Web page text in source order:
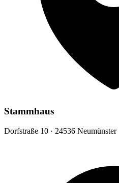
Stammhaus
Dorfstraße 10 · 24536 Neumünster